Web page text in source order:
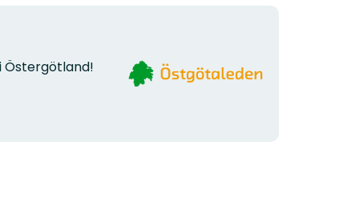
Östergötland!
Organisationens
logotyp